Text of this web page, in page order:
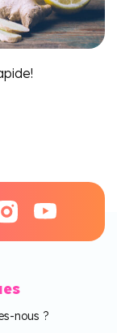
nous ?